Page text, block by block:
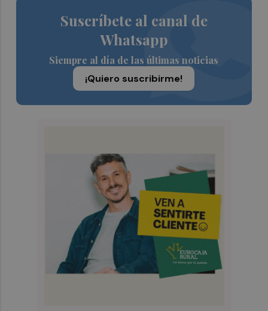
Suscríbete al canal de
Whatsapp
Siempre al día de las últimas noticias
¡Quiero suscribirme!